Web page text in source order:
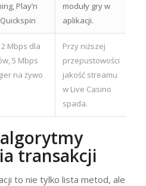
Play’n
moduły gry w
aplikacji.
Mbps dla
5 Mbps
na żywo
Przy niższej
przepustowości
jakość streamu
w Live Casino
spada.
transakcji
to nie tylko lista metod, ale